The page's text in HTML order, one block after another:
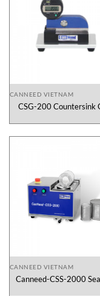
CANNEED VIETNAM
CSG-200 Countersink
CANNEED VIETNAM
Canneed-CSS-2000